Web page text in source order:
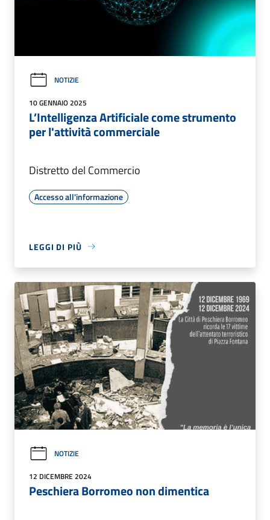
NOTIZIE
10 GENNAIO 2025
L’Intelligenza Artificiale come strumento
per l'attività commerciale
Distretto del Commercio
Accesso all'informazione
LEGGI DI PIÙ
NOTIZIE
12 DICEMBRE 2024
Peschiera Borromeo non dimentica